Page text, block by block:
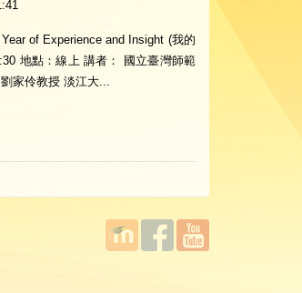
of Experience and Insight (我的
地點：線上 講者： 國立臺灣師範
家伶教授 淡江大...